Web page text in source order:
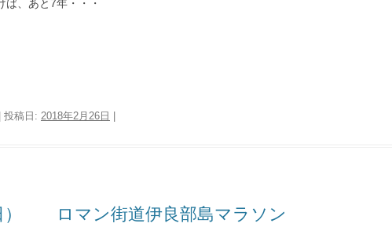
ば、あと7年・・・
| 投稿日: 2018年2月26日
） ロマン街道伊良部島マラソン